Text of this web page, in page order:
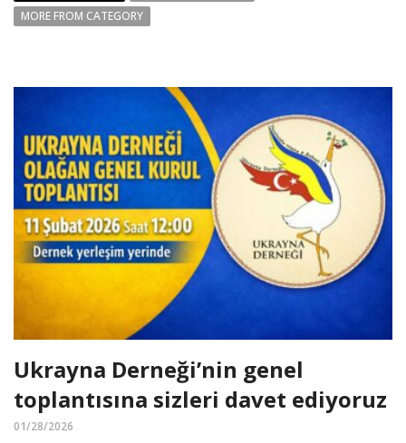
MORE FROM CATEGORY
Ukrayna Derneği’nin genel
toplantısına sizleri davet ediyoruz
01/28/2026